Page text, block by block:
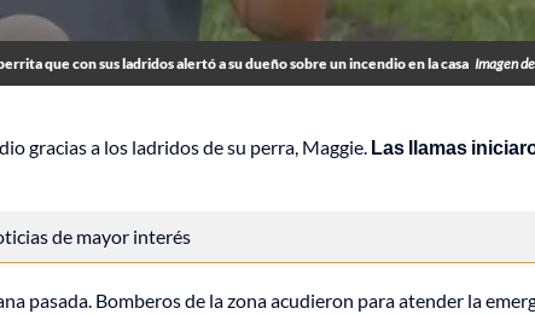
que con sus ladridos alertó a su dueño sobre un incendio en la casa Imagen
gracias a los ladridos de su perra, Maggie. Las llamas
de mayor interés
pasada. Bomberos de la zona acudieron para atender la